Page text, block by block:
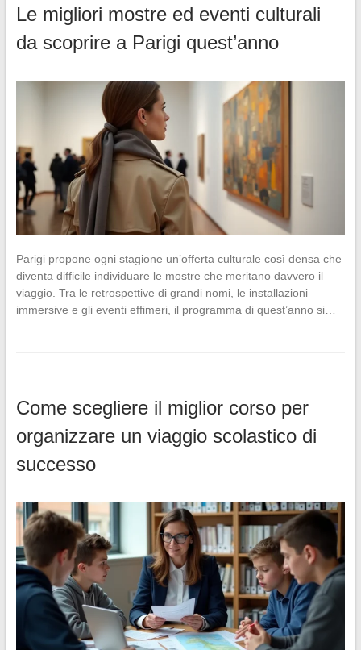
Le migliori mostre ed eventi culturali
da scoprire a Parigi quest’anno
Parigi propone ogni stagione un’offerta culturale così densa che
diventa difficile individuare le mostre che meritano davvero il
viaggio. Tra le retrospettive di grandi nomi, le installazioni
immersive e gli eventi effimeri, il programma di quest’anno si…
Come scegliere il miglior corso per
organizzare un viaggio scolastico di
successo